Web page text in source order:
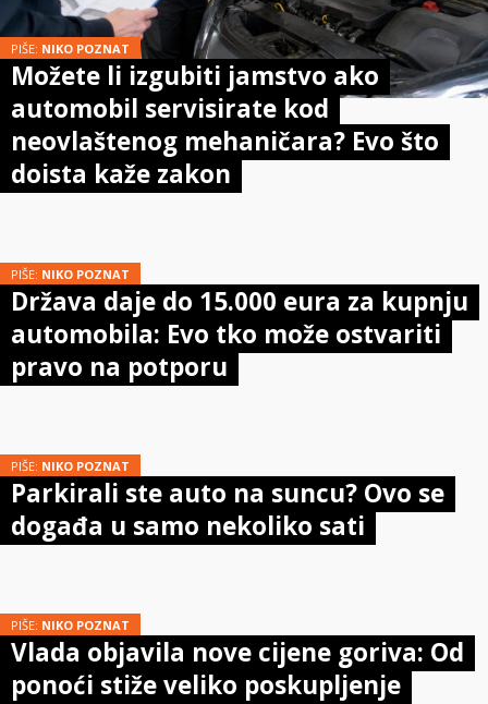
PIŠE: NIKO POZNAT
Možete li izgubiti jamstvo ako
automobil servisirate kod
neovlaštenog mehaničara? Evo što
doista kaže zakon
PIŠE: NIKO POZNAT
Država daje do 15.000 eura za kupnju
automobila: Evo tko može ostvariti
pravo na potporu
PIŠE: NIKO POZNAT
Parkirali ste auto na suncu? Ovo se
događa u samo nekoliko sati
PIŠE: NIKO POZNAT
Vlada objavila nove cijene goriva: Od
ponoći stiže veliko poskupljenje